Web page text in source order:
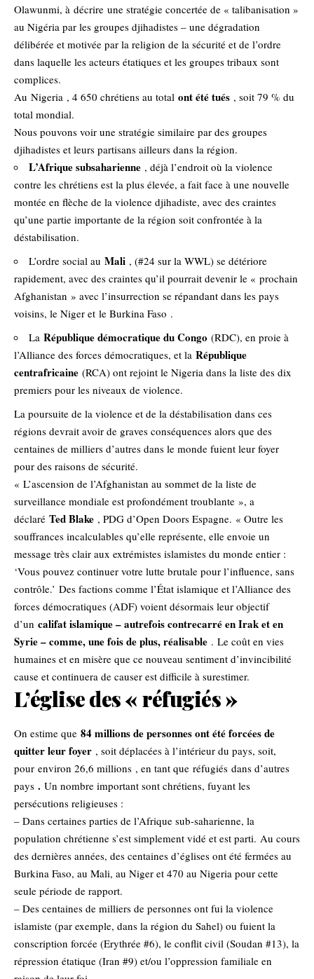
Olawunmi, à décrire une stratégie concertée de « talibanisation »
au Nigéria par les groupes djihadistes – une dégradation
délibérée et motivée par la religion de la sécurité et de l’ordre
dans laquelle les acteurs étatiques et les groupes tribaux sont
complices.
Au Nigeria , 4 650 chrétiens au total ont été tués , soit 79 % du
total mondial.
Nous pouvons voir une stratégie similaire par des groupes
djihadistes et leurs partisans ailleurs dans la région.
L’Afrique subsaharienne , déjà l’endroit où la violence
contre les chrétiens est la plus élevée, a fait face à une nouvelle
montée en flèche de la violence djihadiste, avec des craintes
qu’une partie importante de la région soit confrontée à la
déstabilisation.
L’ordre social au Mali , (#24 sur la WWL) se détériore
rapidement, avec des craintes qu’il pourrait devenir le « prochain
Afghanistan » avec l’insurrection se répandant dans les pays
voisins, le Niger et le Burkina Faso .
La République démocratique du Congo (RDC), en proie à
l’Alliance des forces démocratiques, et la République
centrafricaine (RCA) ont rejoint le Nigeria dans la liste des dix
premiers pour les niveaux de violence.
La poursuite de la violence et de la déstabilisation dans ces
régions devrait avoir de graves conséquences alors que des
centaines de milliers d’autres dans le monde fuient leur foyer
pour des raisons de sécurité.
« L’ascension de l’Afghanistan au sommet de la liste de
surveillance mondiale est profondément troublante », a
déclaré Ted Blake , PDG d’Open Doors Espagne. « Outre les
souffrances incalculables qu’elle représente, elle envoie un
message très clair aux extrémistes islamistes du monde entier :
‘Vous pouvez continuer votre lutte brutale pour l’influence, sans
contrôle.’ Des factions comme l’État islamique et l’Alliance des
forces démocratiques (ADF) voient désormais leur objectif
d’un califat islamique – autrefois contrecarré en Irak et en
Syrie – comme, une fois de plus, réalisable . Le coût en vies
humaines et en misère que ce nouveau sentiment d’invincibilité
cause et continuera de causer est difficile à surestimer.
L’église des « réfugiés »
On estime que 84 millions de personnes ont été forcées de
quitter leur foyer , soit déplacées à l’intérieur du pays, soit,
pour environ 26,6 millions , en tant que réfugiés dans d’autres
pays . Un nombre important sont chrétiens, fuyant les
persécutions religieuses :
– Dans certaines parties de l’Afrique sub-saharienne, la
population chrétienne s’est simplement vidé et est parti. Au cours
des dernières années, des centaines d’églises ont été fermées au
Burkina Faso, au Mali, au Niger et 470 au Nigeria pour cette
seule période de rapport.
– Des centaines de milliers de personnes ont fui la violence
islamiste (par exemple, dans la région du Sahel) ou fuient la
conscription forcée (Erythrée #6), le conflit civil (Soudan #13), la
répression étatique (Iran #9) et/ou l’oppression familiale en